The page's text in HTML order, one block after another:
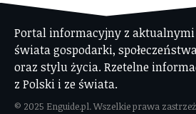
Portal informacyjny z
świata gospodarki,
oraz stylu życia. Rzetelne
z Polski i ze świata.
© 2025 Enguide.pl. Wszelkie prawa